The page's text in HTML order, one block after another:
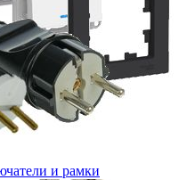
и рамки